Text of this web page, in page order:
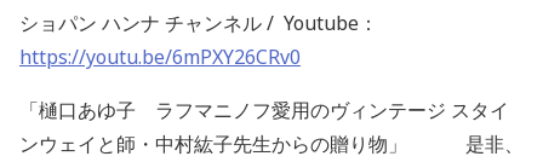
ショパン ハンナ チャンネル / Youtube：
https://youtu.be/6mPXY26CRv0
「樋口あゆ子 ラフマニノフ愛用のヴィンテージ スタイ
ンウェイと師・中村紘子先生からの贈り物」 是非、